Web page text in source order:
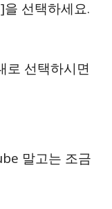
선택하세요.
로 선택하시면
말고는 조금